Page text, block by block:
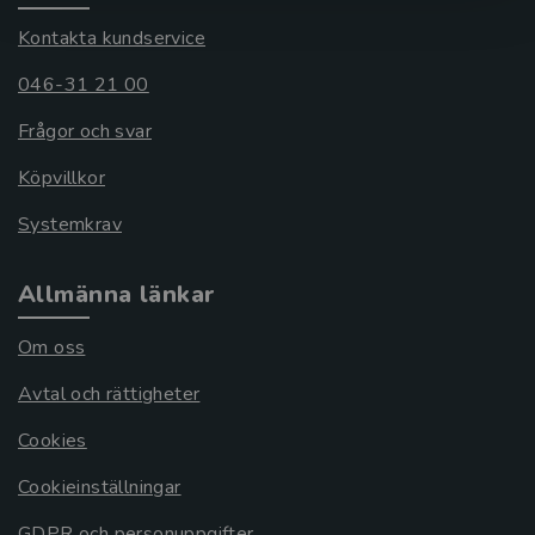
Kontakta kundservice
046-31 21 00
Frågor och svar
Köpvillkor
Systemkrav
Allmänna länkar
Om oss
Avtal och rättigheter
Cookies
Cookieinställningar